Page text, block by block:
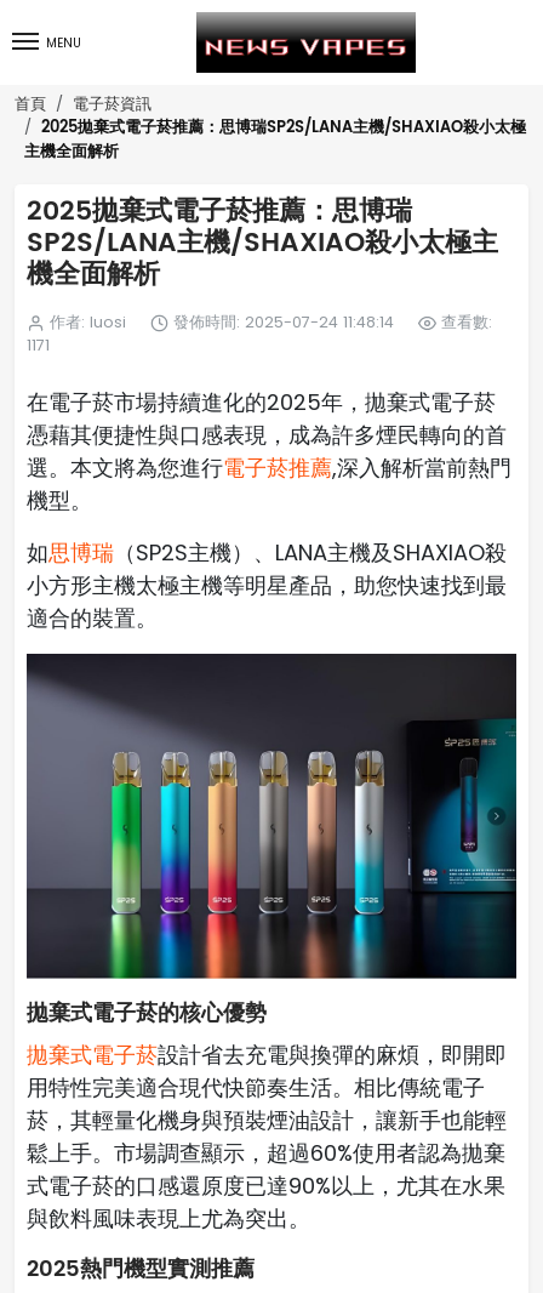
MENU
首頁 電子菸資訊
2025拋棄式電子菸推薦：思博瑞SP2S/LANA主機/SHAXIAO殺小太極
主機全面解析
2025拋棄式電子菸推薦：思博瑞
SP2S/LANA主機/SHAXIAO殺小太極主
機全面解析
作者: luosi 發佈時間: 2025-07-24 11:48:14
查看數:
1171
在電子菸市場持續進化的2025年，拋棄式電子菸
憑藉其便捷性與口感表現，成為許多煙民轉向的首
選。本文將為您進行電子菸推薦,深入解析當前熱門
機型。
如思博瑞 （SP2S主機）、LANA主機及SHAXIAO殺
小方形主機太極主機等明星產品，助您快速找到最
適合的裝置。
拋棄式電子菸的核心優勢
拋棄式電子菸設計省去充電與換彈的麻煩，即開即
用特性完美適合現代快節奏生活。相比傳統電子
菸，其輕量化機身與預裝煙油設計，讓新手也能輕
鬆上手。市場調查顯示，超過60%使用者認為拋棄
式電子菸的口感還原度已達90%以上，尤其在水果
與飲料風味表現上尤為突出。
2025熱門機型實測推薦